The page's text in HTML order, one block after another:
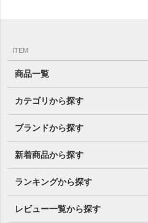
ITEM
商品一覧
カテゴリから探す
ブランドから探す
新着商品から探す
ランキングから探す
レビュー一覧から探す